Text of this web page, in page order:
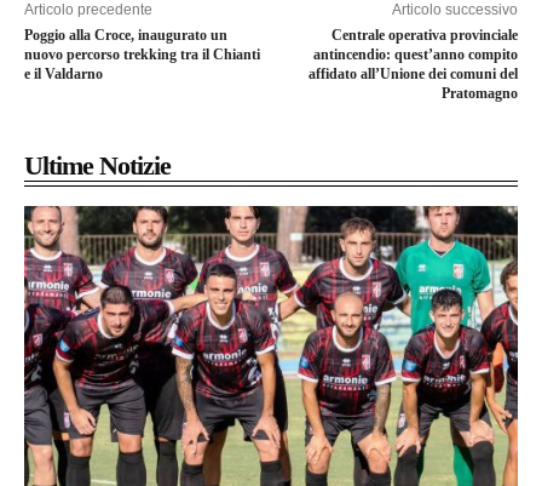
Articolo precedente
Poggio alla Croce, inaugurato un
nuovo percorso trekking tra il Chianti
e il Valdarno
Articolo successivo
Centrale operativa provinciale
antincendio: quest’anno compito
affidato all’Unione dei comuni del
Pratomagno
Ultime Notizie